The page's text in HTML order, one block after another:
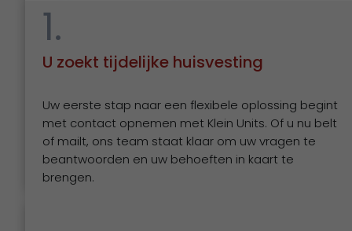
1.
U zoekt tijdelijke huisvesting
Uw eerste stap naar een flexibele oplossing begint
met contact opnemen met Klein Units. Of u nu belt
of mailt, ons team staat klaar om uw vragen te
beantwoorden en uw behoeften in kaart te
brengen.
Een werkplek die meteen staat
Voor MDB in Amersfoort realiseerden we een